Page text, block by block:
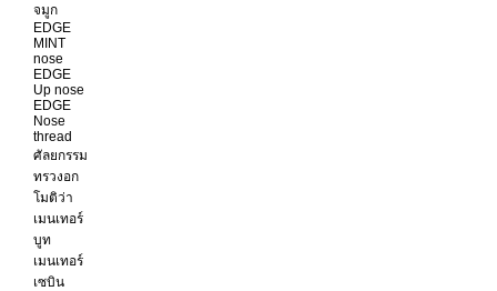
จมูก
EDGE
MINT
nose
EDGE
Up nose
EDGE
Nose
thread
ศัลยกรรม
ทรวงอก
โมติว่า
เมนเทอร์
บูท
เมนเทอร์
เซบิน